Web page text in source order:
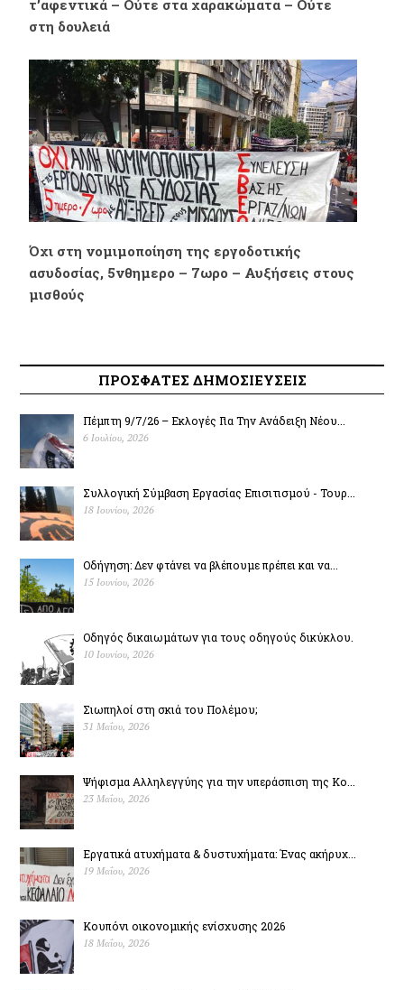
τ’αφεντικά – Ούτε στα χαρακώματα – Ούτε
στη δουλειά
Όχι στη νομιμοποίηση της εργοδοτικής
ασυδοσίας, 5νθημερο – 7ωρο – Αυξήσεις στους
μισθούς
ΠΡΟΣΦΑΤΕΣ ΔΗΜΟΣΙΕΥΣΕΙΣ
Πέμπτη 9/7/26 – Εκλογές Για Την Ανάδειξη Νέου...
6 Ιουλίου, 2026
Συλλογική Σύμβαση Εργασίας Επισιτισμού - Τουρ...
18 Ιουνίου, 2026
Οδήγηση: Δεν φτάνει να βλέπουμε πρέπει και να...
15 Ιουνίου, 2026
Οδηγός δικαιωμάτων για τους οδηγούς δικύκλου.
10 Ιουνίου, 2026
Σιωπηλοί στη σκιά του Πολέµου;
31 Μαΐου, 2026
Ψήφισμα Αλληλεγγύης για την υπεράσπιση της Κο...
23 Μαΐου, 2026
Εργατικά ατυχήματα & δυστυχήµατα: Ένας ακήρυχ...
19 Μαΐου, 2026
Κουπόνι οικονομικής ενίσχυσης 2026
18 Μαΐου, 2026